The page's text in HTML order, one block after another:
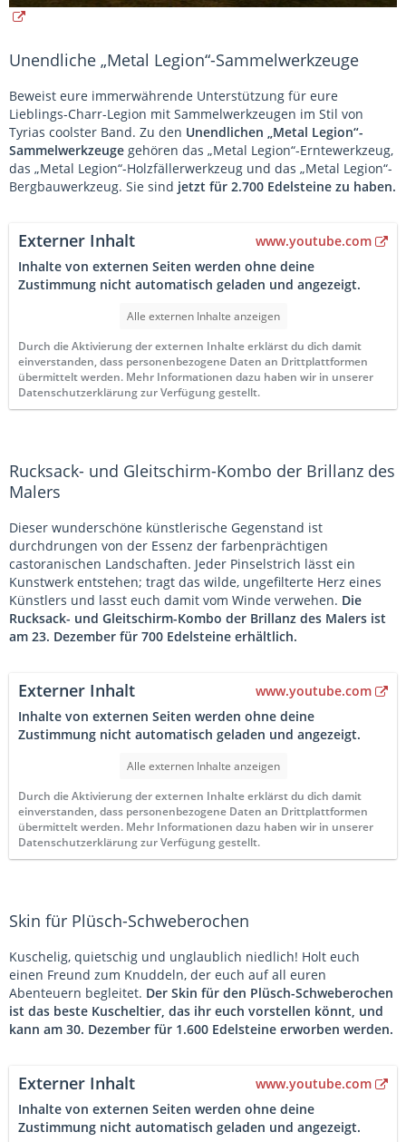
Unendliche „Metal Legion“-Sammelwerkzeuge
Beweist eure immerwährende Unterstützung für eure
Lieblings-Charr-Legion mit Sammelwerkzeugen im Stil von
Tyrias coolster Band. Zu den Unendlichen „Metal Legion“-
Sammelwerkzeuge gehören das „Metal Legion“-Erntewerkzeug,
das „Metal Legion“-Holzfällerwerkzeug und das „Metal Legion“-
Bergbauwerkzeug. Sie sind jetzt für 2.700 Edelsteine zu haben.
Externer Inhalt
www.youtube.com
Inhalte von externen Seiten werden ohne deine
Zustimmung nicht automatisch geladen und angezeigt.
Alle externen Inhalte anzeigen
Durch die Aktivierung der externen Inhalte erklärst du dich damit
einverstanden, dass personenbezogene Daten an Drittplattformen
übermittelt werden. Mehr Informationen dazu haben wir in unserer
Datenschutzerklärung zur Verfügung gestellt.
Rucksack- und Gleitschirm-Kombo der Brillanz des
Malers
Dieser wunderschöne künstlerische Gegenstand ist
durchdrungen von der Essenz der farbenprächtigen
castoranischen Landschaften. Jeder Pinselstrich lässt ein
Kunstwerk entstehen; tragt das wilde, ungefilterte Herz eines
Künstlers und lasst euch damit vom Winde verwehen. Die
Rucksack- und Gleitschirm-Kombo der Brillanz des Malers ist
am 23. Dezember für 700 Edelsteine erhältlich.
Externer Inhalt
www.youtube.com
Inhalte von externen Seiten werden ohne deine
Zustimmung nicht automatisch geladen und angezeigt.
Alle externen Inhalte anzeigen
Durch die Aktivierung der externen Inhalte erklärst du dich damit
einverstanden, dass personenbezogene Daten an Drittplattformen
übermittelt werden. Mehr Informationen dazu haben wir in unserer
Datenschutzerklärung zur Verfügung gestellt.
Skin für Plüsch-Schweberochen
Kuschelig, quietschig und unglaublich niedlich! Holt euch
einen Freund zum Knuddeln, der euch auf all euren
Abenteuern begleitet. Der Skin für den Plüsch-Schweberochen
ist das beste Kuscheltier, das ihr euch vorstellen könnt, und
kann am 30. Dezember für 1.600 Edelsteine erworben werden.
Externer Inhalt
www.youtube.com
Inhalte von externen Seiten werden ohne deine
Zustimmung nicht automatisch geladen und angezeigt.